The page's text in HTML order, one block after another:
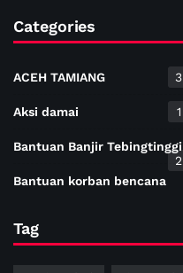
Categories
ACEH TAMIANG 3
Aksi damai 1
Bantuan Banjir Tebingtinggi
2
Bantuan korban bencana
Tag